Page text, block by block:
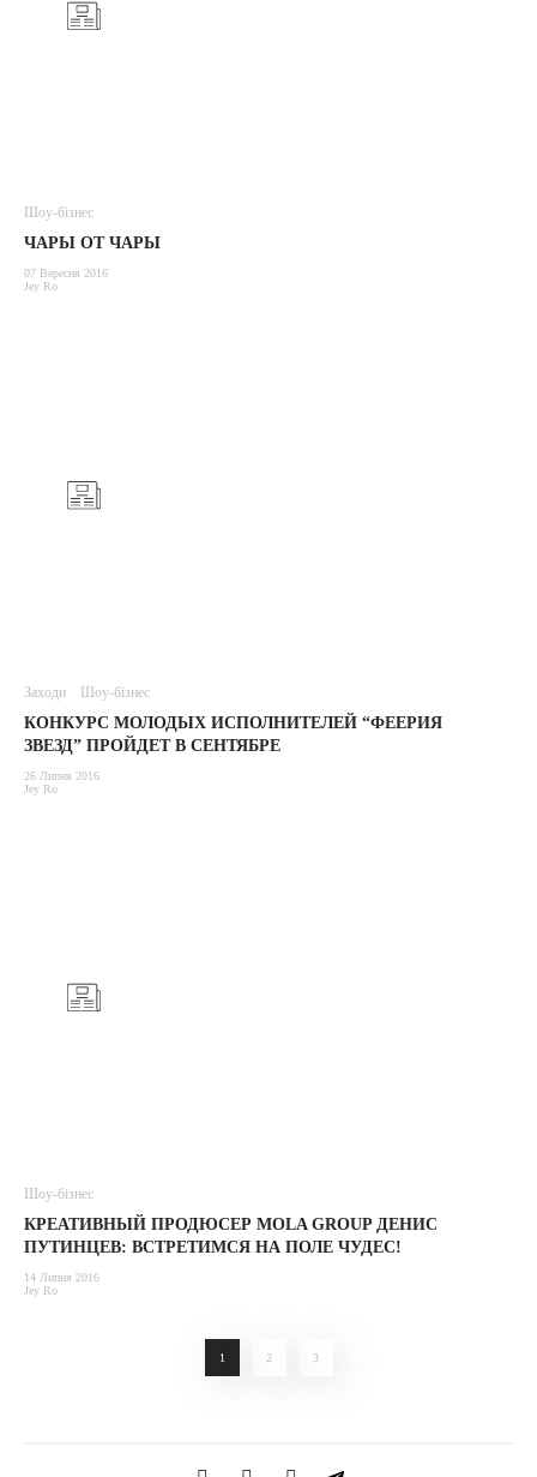
Шоу-бізнес
ЧАРЫ ОТ ЧАРЫ
07 Вересня 2016
Jey Ro
Заходи Шоу-бізнес
КОНКУРС МОЛОДЫХ ИСПОЛНИТЕЛЕЙ “ФЕЕРИЯ
ЗВЕЗД” ПРОЙДЕТ В СЕНТЯБРЕ
26 Липня 2016
Jey Ro
Шоу-бізнес
КРЕАТИВНЫЙ ПРОДЮСЕР MOLA GROUP ДЕНИС
ПУТИНЦЕВ: ВСТРЕТИМСЯ НА ПОЛЕ ЧУДЕС!
14 Липня 2016
Jey Ro
1 2 3